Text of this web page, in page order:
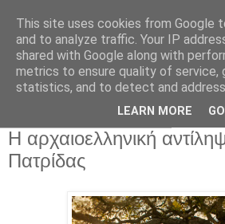
Η αρχαιοελληνική
Πατρίδας
This site uses cookies from Google
and to analyze traffic. Your IP
shared with Google along with
metrics to ensure quality of service,
statistics, and to detect and
LEARN MORE